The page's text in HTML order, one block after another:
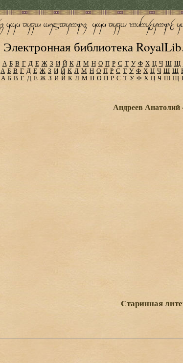
Электронная библиотека
А Б В Г Д Е Ж З И Й К Л М Н О П Р С Т У Ф Х Ц Ч Ш Щ
А Б В Г Д Е Ж З И Й К Л М Н О П Р С Т У Ф Х Ц Ч Ш Щ
А Б В Г Д Е Ж З И Й К Л М Н О П Р С Т У Ф Х Ц Ч Ш Щ
Андреев Анатолий
Старинная